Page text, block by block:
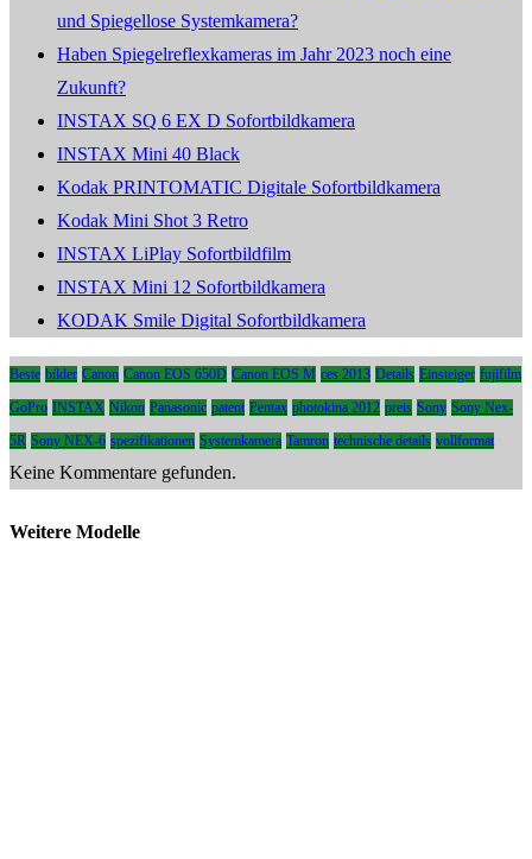
und Spiegellose Systemkamera?
Haben Spiegelreflexkameras im Jahr 2023 noch eine
Zukunft?
INSTAX SQ 6 EX D Sofortbildkamera
INSTAX Mini 40 Black
Kodak PRINTOMATIC Digitale Sofortbildkamera
Kodak Mini Shot 3 Retro
INSTAX LiPlay Sofortbildfilm
INSTAX Mini 12 Sofortbildkamera
KODAK Smile Digital Sofortbildkamera
Beste bilder Canon Canon EOS 650D Canon EOS M ces 2013 Details Einsteiger fujifilm
GoPro INSTAX Nikon Panasonic patent Pentax photokina 2012 preis Sony Sony Nex-
5R Sony NEX-6 spezifikationen Systemkamera Tamron technische details vollformat
Keine Kommentare gefunden.
Weitere Modelle